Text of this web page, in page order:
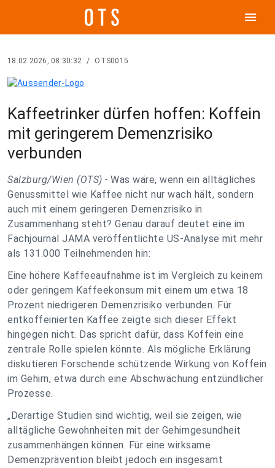
menu
18.02.2026, 08:30:32 / OTS0015
Kaffeetrinker dürfen hoffen: Koffein
mit geringerem Demenzrisiko
verbunden
Salzburg/Wien (OTS) - Was wäre, wenn ein alltägliches
Genussmittel wie Kaffee nicht nur wach hält, sondern
auch mit einem geringeren Demenzrisiko in
Zusammenhang steht? Genau darauf deutet eine im
Fachjournal JAMA veröffentlichte US-Analyse mit mehr
als 131.000 Teilnehmenden hin:
Eine höhere Kaffeeaufnahme ist im Vergleich zu keinem
oder geringem Kaffeekonsum mit einem um etwa 18
Prozent niedrigeren Demenzrisiko verbunden. Für
entkoffeinierten Kaffee zeigte sich dieser Effekt
hingegen nicht. Das spricht dafür, dass Koffein eine
zentrale Rolle spielen könnte. Als mögliche Erklärung
diskutieren Forschende schützende Wirkung von Koffein
im Gehirn, etwa durch eine Abschwächung entzündlicher
Prozesse.
„Derartige Studien sind wichtig, weil sie zeigen, wie
alltägliche Gewohnheiten mit der Gehirngesundheit
zusammenhängen können. Für eine wirksame
Demenzprävention bleibt jedoch ein insgesamt